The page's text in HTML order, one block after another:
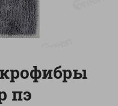
пэ